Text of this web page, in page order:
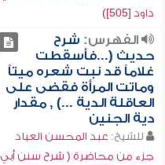
داود [505])
الفهرس: شرح
حديث (...فأسقطت
غلاماً قد نبت شعره ميتاً
وماتت المرأة فقضى على
العاقلة الدية ...) , مقدار
دية الجنين
للشيخ: عبد المحسن العباد
جزء من محاضرة ( شرح سنن أبي